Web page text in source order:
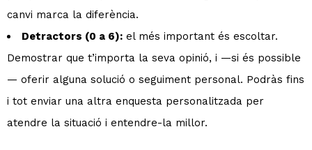
canvi marca la diferència.
Detractors (0 a 6): el més important és escoltar.
Demostrar que t’importa la seva opinió, i —si és possible
— oferir alguna solució o seguiment personal. Podràs fins
i tot enviar una altra enquesta personalitzada per
atendre la situació i entendre-la millor.